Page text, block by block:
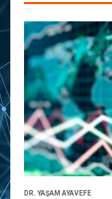
DR. YAŞAM AYAVEFE